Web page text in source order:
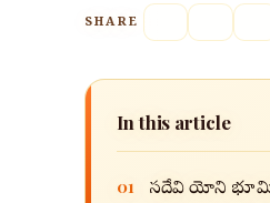
SHARE
In this article
01 సతీదేవి యోని